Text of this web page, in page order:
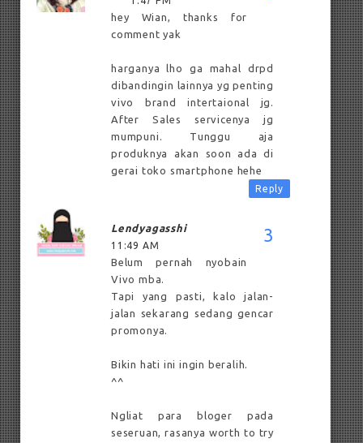
hey Wian, thanks for
comment yak
harganya lho ga mahal drpd
dibandingin lainnya yg penting
vivo brand intertaional jg.
After Sales servicenya jg
mumpuni. Tunggu aja
produknya akan soon ada di
gerai toko smartphone hehe
Reply
Lendyagasshi
11:49 AM
Belum pernah nyobain
Vivo mba.
Tapi yang pasti, kalo jalan-
jalan sekarang sedang gencar
promonya.
Bikin hati ini ingin beralih.
^^
Ngliat para bloger pada
seseruan, rasanya worth to try